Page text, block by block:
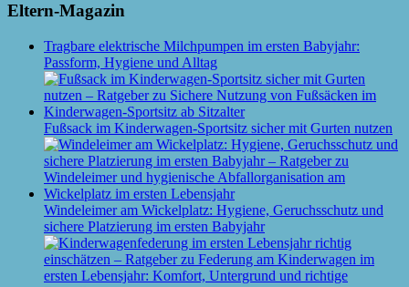
Eltern-Magazin
Tragbare elektrische Milchpumpen im ersten Babyjahr:
Passform, Hygiene und Alltag
Fußsack im Kinderwagen-Sportsitz sicher mit Gurten nutzen
Windeleimer am Wickelplatz: Hygiene, Geruchsschutz und
sichere Platzierung im ersten Babyjahr